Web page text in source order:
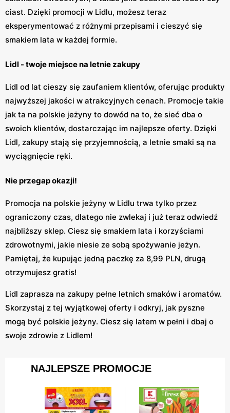
ciast. Dzięki promocji w Lidlu, możesz teraz
eksperymentować z różnymi przepisami i cieszyć się
smakiem lata w każdej formie.
Lidl - twoje miejsce na letnie zakupy
Lidl od lat cieszy się zaufaniem klientów, oferując produkty
najwyższej jakości w atrakcyjnych cenach. Promocje takie
jak ta na polskie jeżyny to dowód na to, że sieć dba o
swoich klientów, dostarczając im najlepsze oferty. Dzięki
Lidl, zakupy stają się przyjemnością, a letnie smaki są na
wyciągnięcie ręki.
Nie przegap okazji!
Promocja na polskie jeżyny w Lidlu trwa tylko przez
ograniczony czas, dlatego nie zwlekaj i już teraz odwiedź
najbliższy sklep. Ciesz się smakiem lata i korzyściami
zdrowotnymi, jakie niesie ze sobą spożywanie jeżyn.
Pamiętaj, że kupując jedną paczkę za 8,99 PLN, drugą
otrzymujesz gratis!
Lidl zaprasza na zakupy pełne letnich smaków i aromatów.
Skorzystaj z tej wyjątkowej oferty i odkryj, jak pyszne
mogą być polskie jeżyny. Ciesz się latem w pełni i dbaj o
swoje zdrowie z Lidlem!